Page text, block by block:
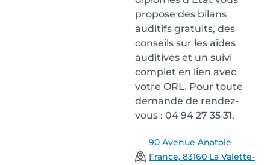
propose des bilans
auditifs gratuits, des
conseils sur les aides
auditives et un suivi
complet en lien avec
votre ORL. Pour toute
demande de rendez-
vous : 04 94 27 35 31.
90 Avenue Anatole
France, 83160 La Valette-